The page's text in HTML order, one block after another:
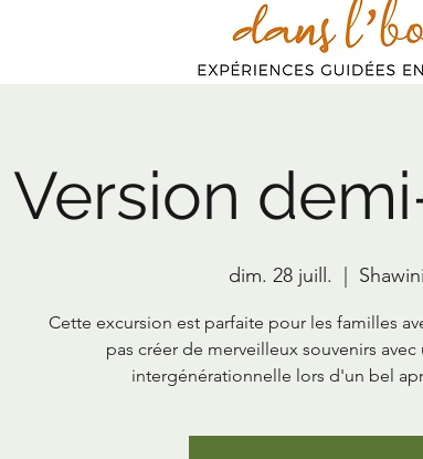
Version
dim. 28 juill.
  |
Cette excursion est parfaite pour les familles
pas créer de merveilleux souvenirs
intergénérationnelle lors d'un bel